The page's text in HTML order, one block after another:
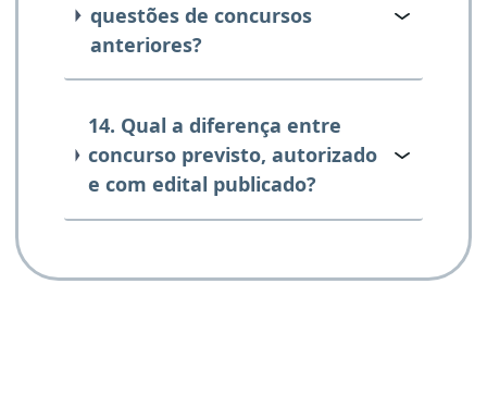
questões de concursos
anteriores?
14. Qual a diferença entre
concurso previsto, autorizado
e com edital publicado?